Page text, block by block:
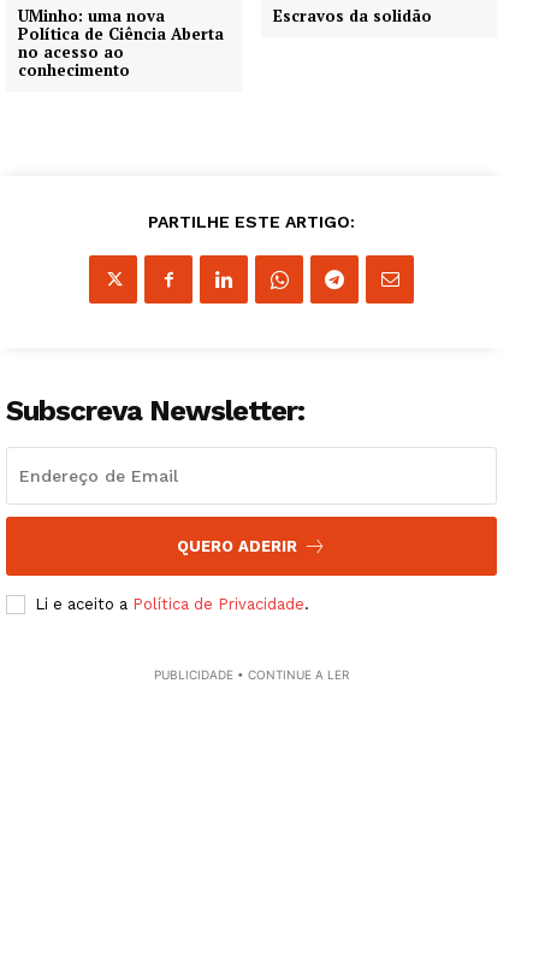
Publicidade
Quero ser Assinante
UMinho: uma nova
Política de Ciência Aberta
no acesso ao
conhecimento
Escravos da solidão
PARTILHE ESTE ARTIGO:
Subscreva Newsletter:
QUERO ADERIR
Li e aceito a Política de Privacidade.
PUBLICIDADE • CONTINUE A LER